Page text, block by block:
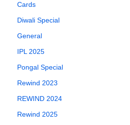
Cards
Diwali Special
General
IPL 2025
Pongal Special
Rewind 2023
REWIND 2024
Rewind 2025